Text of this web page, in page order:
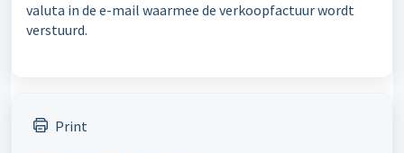
valuta in de e-mail waarmee de verkoopfactuur wordt
verstuurd.
Print